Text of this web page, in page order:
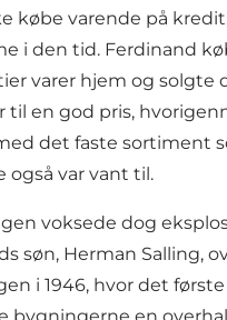
købe varende på
i den tid. Ferdinand
varer hjem og solgte
til en god pris,
det faste sortiment
også var vant til.
voksede dog
søn, Herman Salling,
i 1946, hvor det